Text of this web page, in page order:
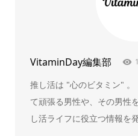
VitaminDay編集部
推し活は "心のビタミン" 。
て頑張る男性や、その男性
し活ライフに役立つ情報を